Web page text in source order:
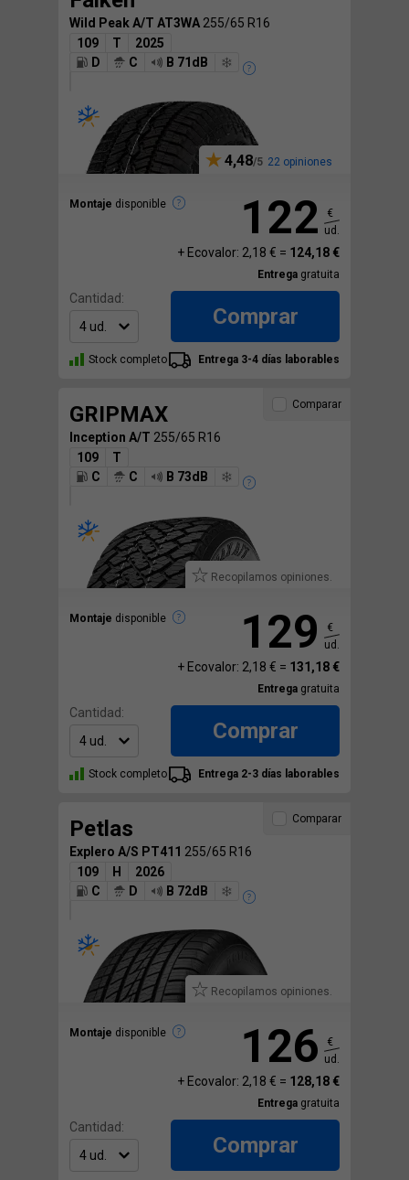
Wild Peak A/T AT3WA 255/65 R16
109
T
2025
D
C B 71dB
4,48 22 opiniones
Montaje disponible 122
€
ud.
+ Ecovalor: 2,18 € = 124,18 €
Entrega gratuita
Cantidad:
Comprar
Stock completo Entrega 3-4 días laborables
GRIPMAX
Inception A/T 255/65 R16
109
T
C
C B 73dB
Recopilamos opiniones.
Montaje disponible
Comparar
129
€
ud.
+ Ecovalor: 2,18 € = 131,18 €
Entrega gratuita
Cantidad:
Comprar
Stock completo Entrega 2-3 días laborables
Petlas
Explero A/S PT411 255/65 R16
109
H
2026
C
D B 72dB
Recopilamos opiniones.
Montaje disponible
Comparar
126
€
ud.
+ Ecovalor: 2,18 € = 128,18 €
Entrega gratuita
Cantidad:
Comprar